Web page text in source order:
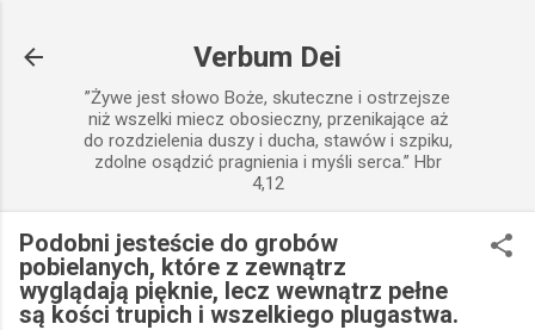
Verbum Dei
”Żywe jest słowo Boże, skuteczne i ostrzejsze
niż wszelki miecz obosieczny, przenikające aż
do rozdzielenia duszy i ducha, stawów i szpiku,
zdolne osądzić pragnienia i myśli serca.” Hbr
4,12
Podobni jesteście do grobów
pobielanych, które z zewnątrz
wyglądają pięknie, lecz wewnątrz pełne
są kości trupich i wszelkiego plugastwa.